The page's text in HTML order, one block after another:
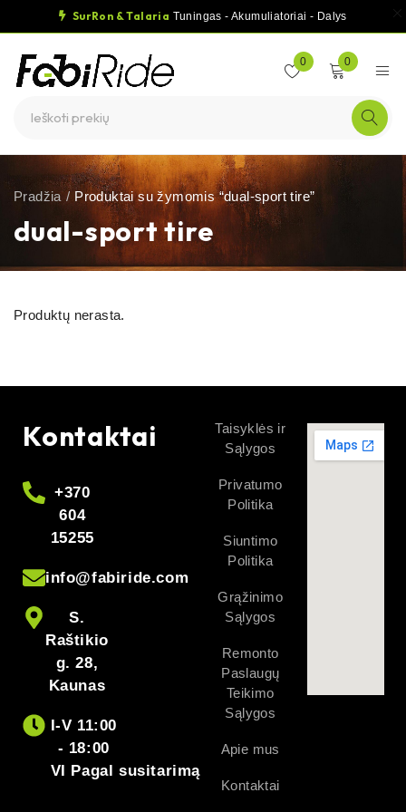
SurRon & Talaria Tuningas - Akumuliatoriai - Dalys
0 0
dual-sport tire
Pradžia / Produktai su žymomis “dual-sport tire”
Produktų nerasta.
Kontaktai
+370
604
15255
info@fabiride.com
S.
Raštikio
g. 28,
Kaunas
I-V 11:00
- 18:00
VI Pagal susitarimą
Taisyklės ir
Sąlygos
Privatumo
Politika
Siuntimo
Politika
Grąžinimo
Sąlygos
Remonto
Paslaugų
Teikimo
Sąlygos
Apie mus
Kontaktai